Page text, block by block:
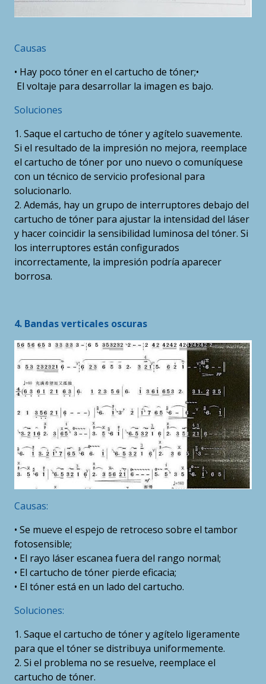
Causas
• Hay poco tóner en el cartucho de tóner;•
El voltaje para desarrollar la imagen es bajo.
Soluciones
1. Saque el cartucho de tóner y agítelo suavemente.
Si el resultado de la impresión no mejora, reemplace
el cartucho de tóner por uno nuevo o comuníquese
con un técnico de servicio profesional para
solucionarlo.
2. Además, hay un grupo de interruptores debajo del
cartucho de tóner para ajustar la intensidad del láser
y hacer coincidir la sensibilidad luminosa del tóner. Si
los interruptores están configurados
incorrectamente, la impresión podría aparecer
borrosa.
4. Bandas verticales oscuras
Causas:
• Se mueve el espejo de retroceso sobre el tambor
fotosensible;
• El rayo láser escanea fuera del rango normal;
• El cartucho de tóner pierde eficacia;
• El tóner está en un lado del cartucho.
Soluciones:
1. Saque el cartucho de tóner y agítelo ligeramente
para que el tóner se distribuya uniformemente.
2. Si el problema no se resuelve, reemplace el
cartucho de tóner.